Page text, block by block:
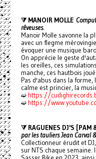
⧩ MANOIR MOLLE
rêveuses.
Manoir Molle savonne la
avec un flegme
évoquer une musique
On apprécie le geste
les oreilles, ces
manche, ces hautbois
Pas d'abus dans la
calme est princier, la
➫https://
➫https://
⧩ RAGUENES DJ'S [PAM
par les tauliers Jean Carval
Collectionneur érudit et
sur NTS chaque semaine.